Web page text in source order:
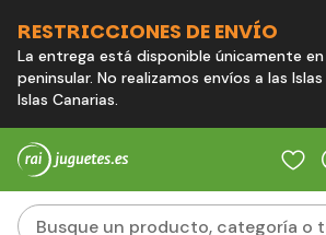
RESTRICCIONES DE ENVÍO
La entrega está disponible únicamente en
peninsular. No realizamos envíos a las
Islas Canarias.